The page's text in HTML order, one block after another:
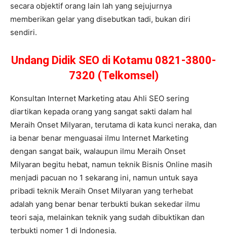
secara objektif orang lain lah yang sejujurnya
memberikan gelar yang disebutkan tadi, bukan diri
sendiri.
Undang Didik SEO di Kotamu 0821-3800-
7320 (Telkomsel)
Konsultan Internet Marketing atau Ahli SEO sering
diartikan kepada orang yang sangat sakti dalam hal
Meraih Onset Milyaran, terutama di kata kunci neraka, dan
ia benar benar menguasai ilmu Internet Marketing
dengan sangat baik, walaupun ilmu Meraih Onset
Milyaran begitu hebat, namun teknik Bisnis Online masih
menjadi pacuan no 1 sekarang ini, namun untuk saya
pribadi teknik Meraih Onset Milyaran yang terhebat
adalah yang benar benar terbukti bukan sekedar ilmu
teori saja, melainkan teknik yang sudah dibuktikan dan
terbukti nomer 1 di Indonesia.